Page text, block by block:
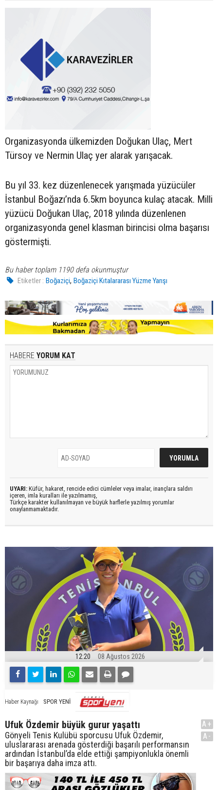
Organizasyonda ülkemizden Doğukan Ulaç, Mert
Türsoy ve Nermin Ulaç yer alarak yarışacak.
Bu yıl 33. kez düzenlenecek yarışmada yüzücüler
İstanbul Boğazı’nda 6.5km boyunca kulaç atacak. Milli
yüzücü Doğukan Ulaç, 2018 yılında düzenlenen
organizasyonda genel klasman birincisi olma başarısı
göstermişti.
Bu haber toplam 1190 defa okunmuştur
Etiketler : Boğaziçi,Boğaziçi Kıtalararası Yüzme Yarışı
HABERE YORUM KAT
UYARI: Küfür, hakaret, rencide edici cümleler veya imalar, inançlara saldırı
içeren, imla kuralları ile yazılmamış,
Türkçe karakter kullanılmayan ve büyük harflerle yazılmış yorumlar
onaylanmamaktadır.
12:20 08 Ağustos 2026
Haber Kaynağı SPOR YENİ
Ufuk Özdemir büyük gurur yaşattı
Gönyeli Tenis Kulübü sporcusu Ufuk Özdemir,
uluslararası arenada gösterdiği başarılı performansın
ardından İstanbul’da elde ettiği şampiyonlukla önemli
bir başarıya daha imza attı.
A+
A-